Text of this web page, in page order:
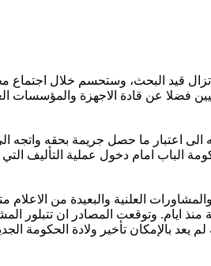
تزال قيد البحث، وستحسم خلال اجتماع
فضلا عن قادة الاجهزة والمؤسسات
الى اعتبار ما حصل جريمة بحقه واتجه
الباب امام دخول عملية التأليف
العلنية والبعيدة من الاعلام
ايام. وتوقعت المصادر ان تتبلور
يعد بالإمكان تأخير ولادة الحكومة